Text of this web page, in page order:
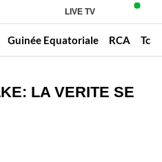
LIVE TV
Guinée Equatoriale RCA
LA VERITE SE